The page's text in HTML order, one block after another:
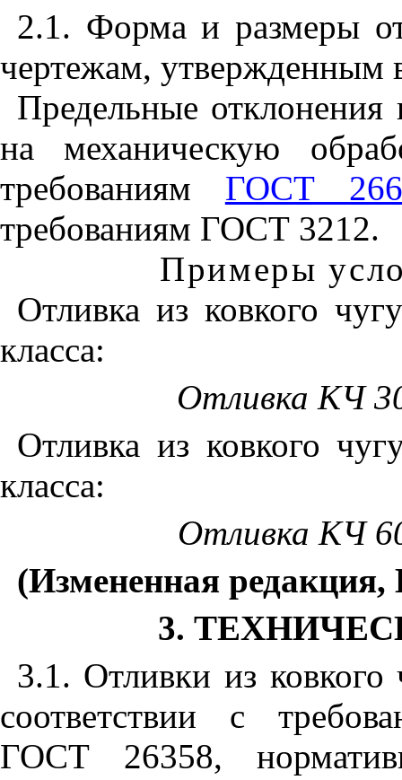
2.1. Форма и размеры
чертежам, утвержденным
Предельные
на механическую
требованиям ГОСТ
требованиям ГОСТ 3212.
Примеры
Отливка из ковкого
класса:
Отливка КЧ
Отливка из ковкого
класса:
Отливка КЧ
(Измененная
3.
3.1. Отливки из ковкого
соответствии с
ГОСТ 26358,